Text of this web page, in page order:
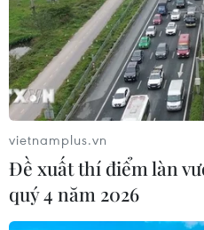
Iran và Oman đạt thỏa
tuyến vận tải thương mại
Hormuz
05/08/2026 22:43
Houthi bị nghi
tấn công đánh chìm tàu
vietnamplus.vn
Đề xuất thí điểm làn
quý 4 năm 2026